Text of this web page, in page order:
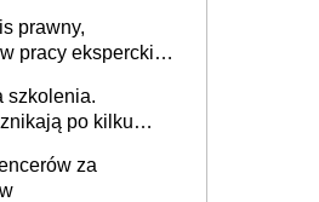
prawny,
pracy eksperckiej -
szkolenia.
po kilku
za